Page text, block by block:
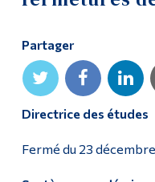
Partager
Directrice des études
Fermé du 23